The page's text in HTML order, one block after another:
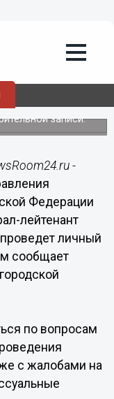
в
записи.
-
Федерации
лейтенант
личный
сообщает
по вопросам
с жалобами на